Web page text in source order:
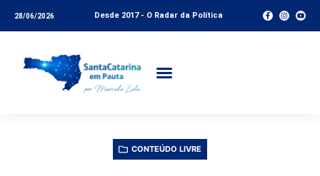
28/06/2026 Desde 2017 - O Radar da Política
CONTEÚDO LIVRE